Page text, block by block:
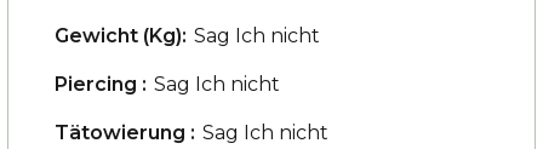
Gewicht (Kg): Sag Ich nicht
Piercing : Sag Ich nicht
Tätowierung : Sag Ich nicht